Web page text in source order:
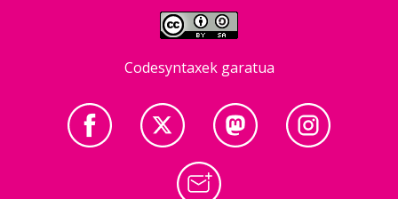
Codesyntaxek garatua